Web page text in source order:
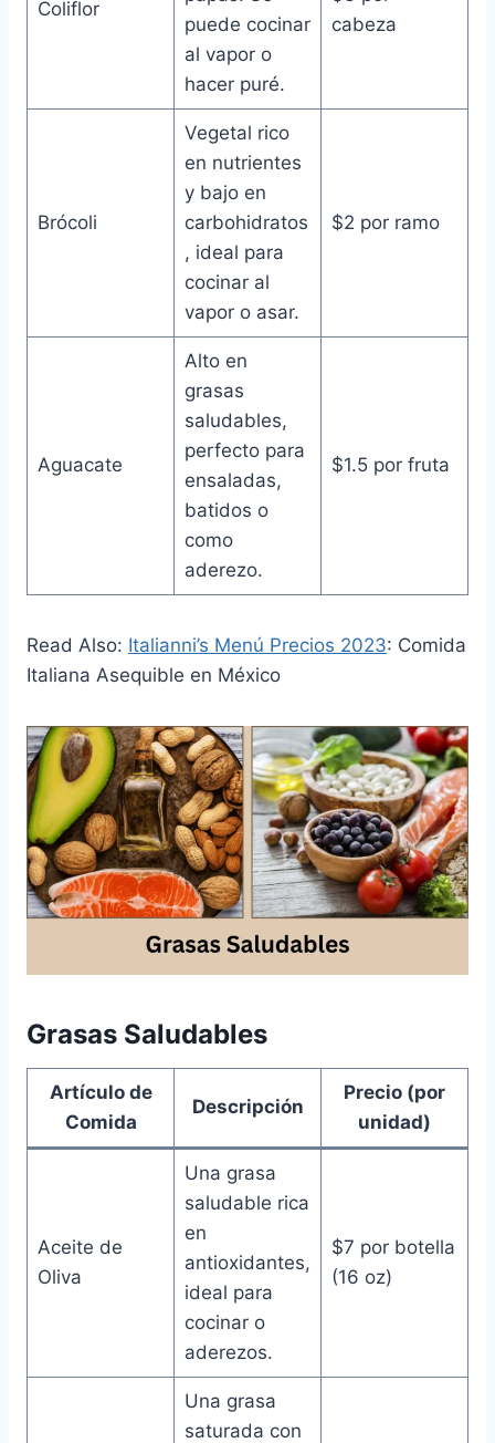
Coliflor
puede cocinar
al vapor o
hacer puré.
cabeza
Brócoli
Vegetal rico
en nutrientes
y bajo en
carbohidratos
, ideal para
cocinar al
vapor o asar.
$2 por ramo
Aguacate
Alto en
grasas
saludables,
perfecto para
ensaladas,
batidos o
como
aderezo.
$1.5 por fruta
Read Also: Italianni’s Menú Precios 2023: Comida
Italiana Asequible en México
Grasas Saludables
Artículo de
Comida
Descripción
Precio (por
unidad)
Aceite de
Oliva
Una grasa
saludable rica
en
antioxidantes,
ideal para
cocinar o
aderezos.
$7 por botella
(16 oz)
Una grasa
saturada con